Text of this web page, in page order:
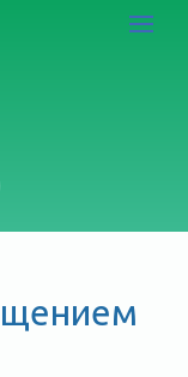
Toggle